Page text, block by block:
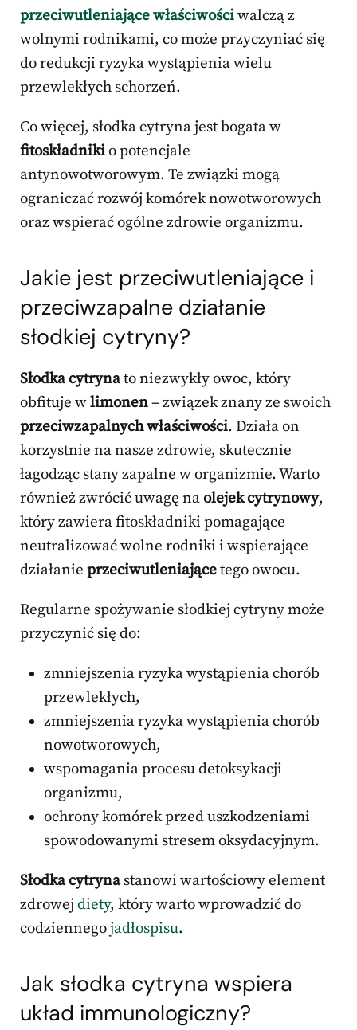
przeciwutleniające właściwościwalczą z
wolnymi rodnikami, co może przyczyniać się
do redukcji ryzyka wystąpienia wielu
przewlekłych schorzeń.
Co więcej, słodka cytryna jest bogata w
fitoskładnikio potencjale
antynowotworowym. Te związki mogą
ograniczać rozwój komórek nowotworowych
oraz wspierać ogólne zdrowie organizmu.
Jakie jest przeciwutleniające i
przeciwzapalne działanie
słodkiej cytryny?
Słodka cytrynato niezwykły owoc, który
obfituje wlimonen– związek znany ze swoich
przeciwzapalnych właściwości. Działa on
korzystnie na nasze zdrowie, skutecznie
łagodząc stany zapalne w organizmie. Warto
również zwrócić uwagę naolejek cytrynowy,
który zawiera fitoskładniki pomagające
neutralizować wolne rodniki i wspierające
działanie przeciwutleniającetego owocu.
Regularne spożywanie słodkiej cytryny może
przyczynić się do:
zmniejszenia ryzyka wystąpienia chorób
przewlekłych,
zmniejszenia ryzyka wystąpienia chorób
nowotworowych,
wspomagania procesu detoksykacji
organizmu,
ochrony komórek przed uszkodzeniami
spowodowanymi stresem oksydacyjnym.
Słodka cytrynastanowi wartościowy element
zdrowejdiety, który warto wprowadzić do
codziennegojadłospisu.
Jak słodka cytryna wspiera
układ immunologiczny?